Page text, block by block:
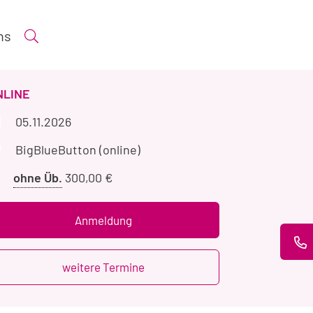
Suche öffnen
Veranstaltungszeitraum
05.11.2026
Veranstaltungsort
BigBlueButton (online)
ohne Üb. Preis
Übernachtung
300,00 €
Anmeldung
weitere Termine